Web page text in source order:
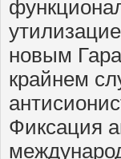
новым
крайнем
Фиксация